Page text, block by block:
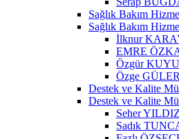
Sağlık Bakım
Sağlık Bakım
İlknur
EMRE
Özgür
Özge GÜLER
Destek ve Kalite
Destek ve Kalite
Seher YILDIZ
Sadık